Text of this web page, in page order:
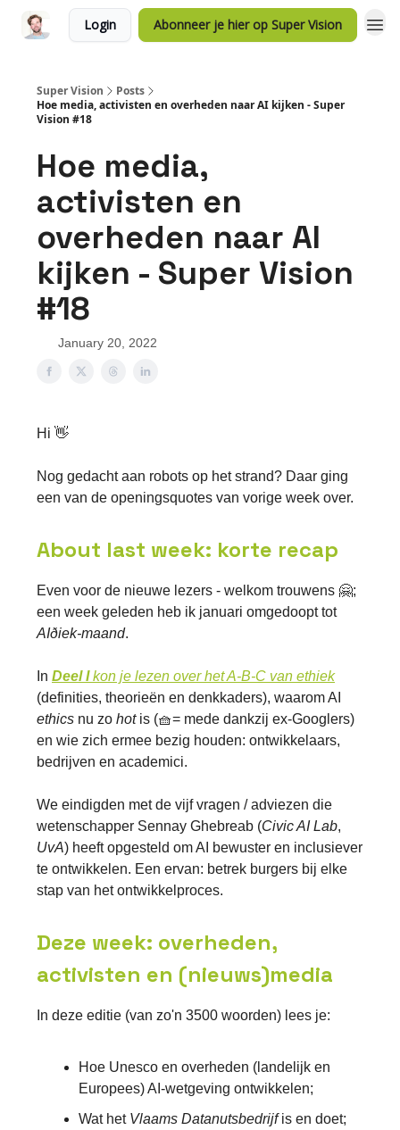
Login Abonneer je hier op Super Vision
Super Vision
Posts
Hoe media, activisten en overheden naar AI kijken - Super
Vision #18
Hoe media,
activisten en
overheden naar AI
kijken - Super Vision
#18
January 20, 2022
Hi 👋
Nog gedacht aan robots op het strand? Daar ging
een van de openingsquotes van vorige week over.
About last week: korte recap
Even voor de nieuwe lezers - welkom trouwens 🤗;
een week geleden heb ik januari omgedoopt tot
AIðiek-maand.
In Deel I kon je lezen over het A-B-C van ethiek
(definities, theorieën en denkkaders), waarom AI
ethics nu zo hotis (🧺= mede dankzij ex-Googlers)
en wie zich ermee bezig houden: ontwikkelaars,
bedrijven en academici.
We eindigden met de vijf vragen / adviezen die
wetenschapper Sennay Ghebreab (Civic AI Lab,
UvA) heeft opgesteld om AI bewuster en inclusiever
te ontwikkelen. Een ervan: betrek burgers bij elke
stap van het ontwikkelproces.
Deze week: overheden,
activisten en (nieuws)media
In deze editie (van zo'n 3500 woorden) lees je:
Hoe Unesco en overheden (landelijk en
Europees) AI-wetgeving ontwikkelen;
Wat het Vlaams Datanutsbedrijfis en doet;